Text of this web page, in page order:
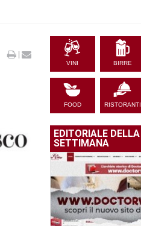
|
VINI BIRRE
FOOD RISTORANTI
EDITORIALE DELLA
SETTIMANA